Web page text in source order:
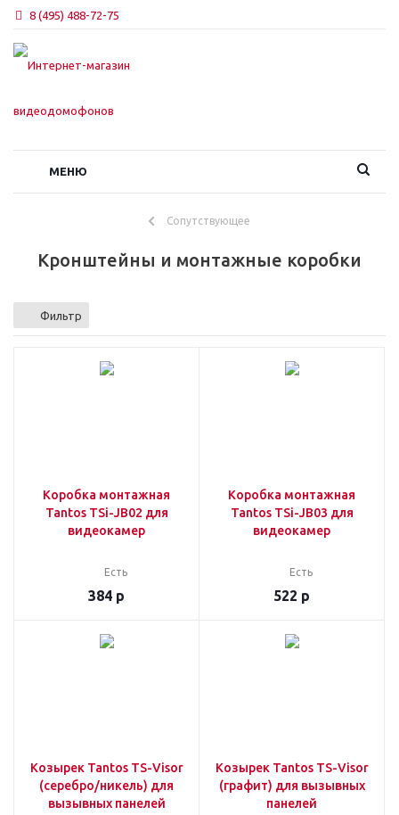
8 (495) 488-72-75
МЕНЮ
Сопутствующее
Кронштейны и монтажные коробки
Фильтр
Коробка монтажная
Tantos TSi-JB02 для
видеокамер
Есть
384 р
Коробка монтажная
Tantos TSi-JB03 для
видеокамер
Есть
522 р
Козырек Tantos TS-Visor
(серебро/никель) для
вызывных панелей
Козырек Tantos TS-Visor
(графит) для вызывных
панелей